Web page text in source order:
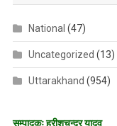
National (47)
Uncategorized (13)
Uttarakhand (954)
सम्पादकः हरीशचन्द्र यादव